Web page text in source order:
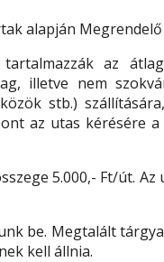
alapján
az
illetve nem
stb.)
az utas kérésére
5.000,- Ft/út.
be. Megtalált
kell állnia.